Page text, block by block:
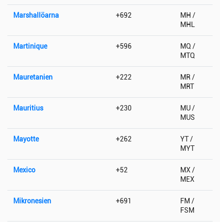
Marshallöarna +692
MH /
MHL
Martinique +596
MQ /
MTQ
Mauretanien +222
MR /
MRT
Mauritius +230
MU /
MUS
Mayotte +262
YT /
MYT
Mexico +52
MX /
MEX
Mikronesien +691
FM /
FSM